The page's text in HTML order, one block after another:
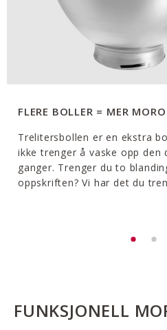
FLERE BOLLER = MER MORO
Trelitersbollen er en ekstra
ikke trenger å vaske opp den
ganger. Trenger du to
oppskriften? Vi har det du
FUNKSJONELL